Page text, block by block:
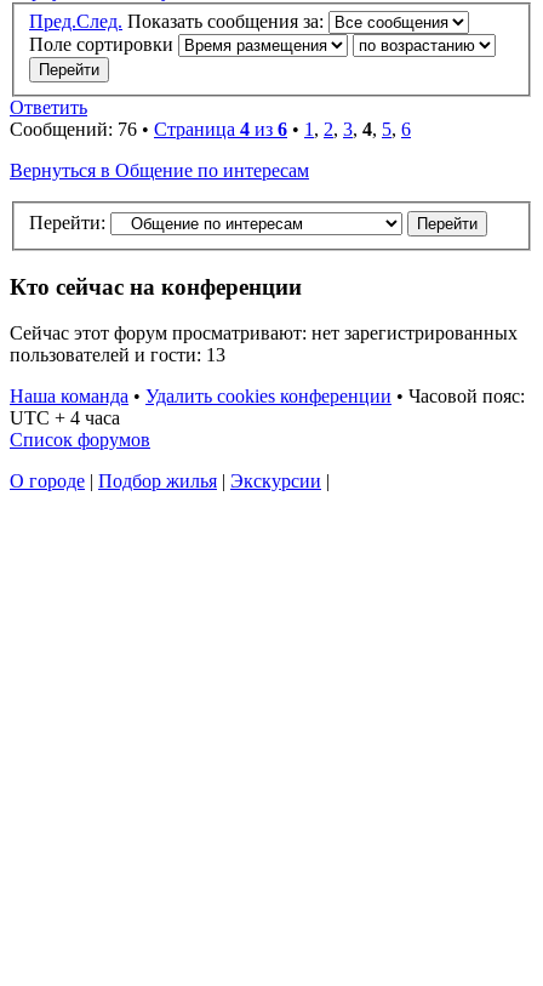
Пред.След. Показать сообщения за:
Поле сортировки
Ответить
Сообщений: 76 • Страница 4 из 6 • 1, 2, 3, 4, 5, 6
Вернуться в Общение по интересам
Перейти:
Кто сейчас на конференции
Сейчас этот форум просматривают: нет зарегистрированных
пользователей и гости: 13
Наша команда • Удалить cookies конференции • Часовой пояс:
UTC + 4 часа
Список форумов
О городе
Подбор жилья Экскурсии